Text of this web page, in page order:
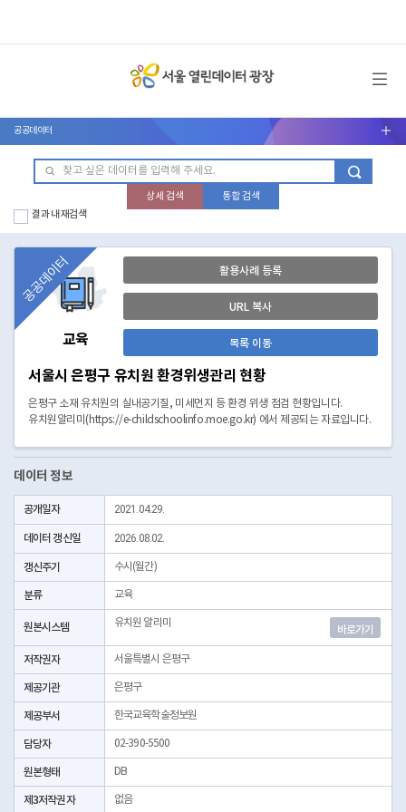
메뉴 열기
공공데이터 서브메뉴 열기
상세 검색
통합 검색
결과 내 재검색
교육
공공데이터 활용사례 등록
URL 복사
목록 이동
서울시 은평구 유치원 환경위생관리 현황
은평구 소재 유치원의 실내공기질, 미세먼지 등 환경 위생 점검 현황입니다.
유치원알리미(https://e-childschoolinfo.moe.go.kr) 에서 제공되는 자료입니다.
데이터 정보
공개일자 2021.04.29.
데이터 갱신일 2026.08.02.
갱신주기 수시(월간)
분류 교육
원본시스템 유치원 알리미
바로가기
저작권자 서울특별시 은평구
제공기관 은평구
제공부서 한국교육학술정보원
담당자 02-390-5500
원본형태 DB
제3저작권자 없음